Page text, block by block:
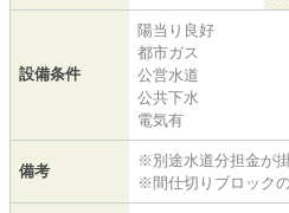
設備条件
陽当り良好
都市ガス
公営水道
公共下水
電気有
備考
※別途水道分担金が掛
※間仕切りブロック